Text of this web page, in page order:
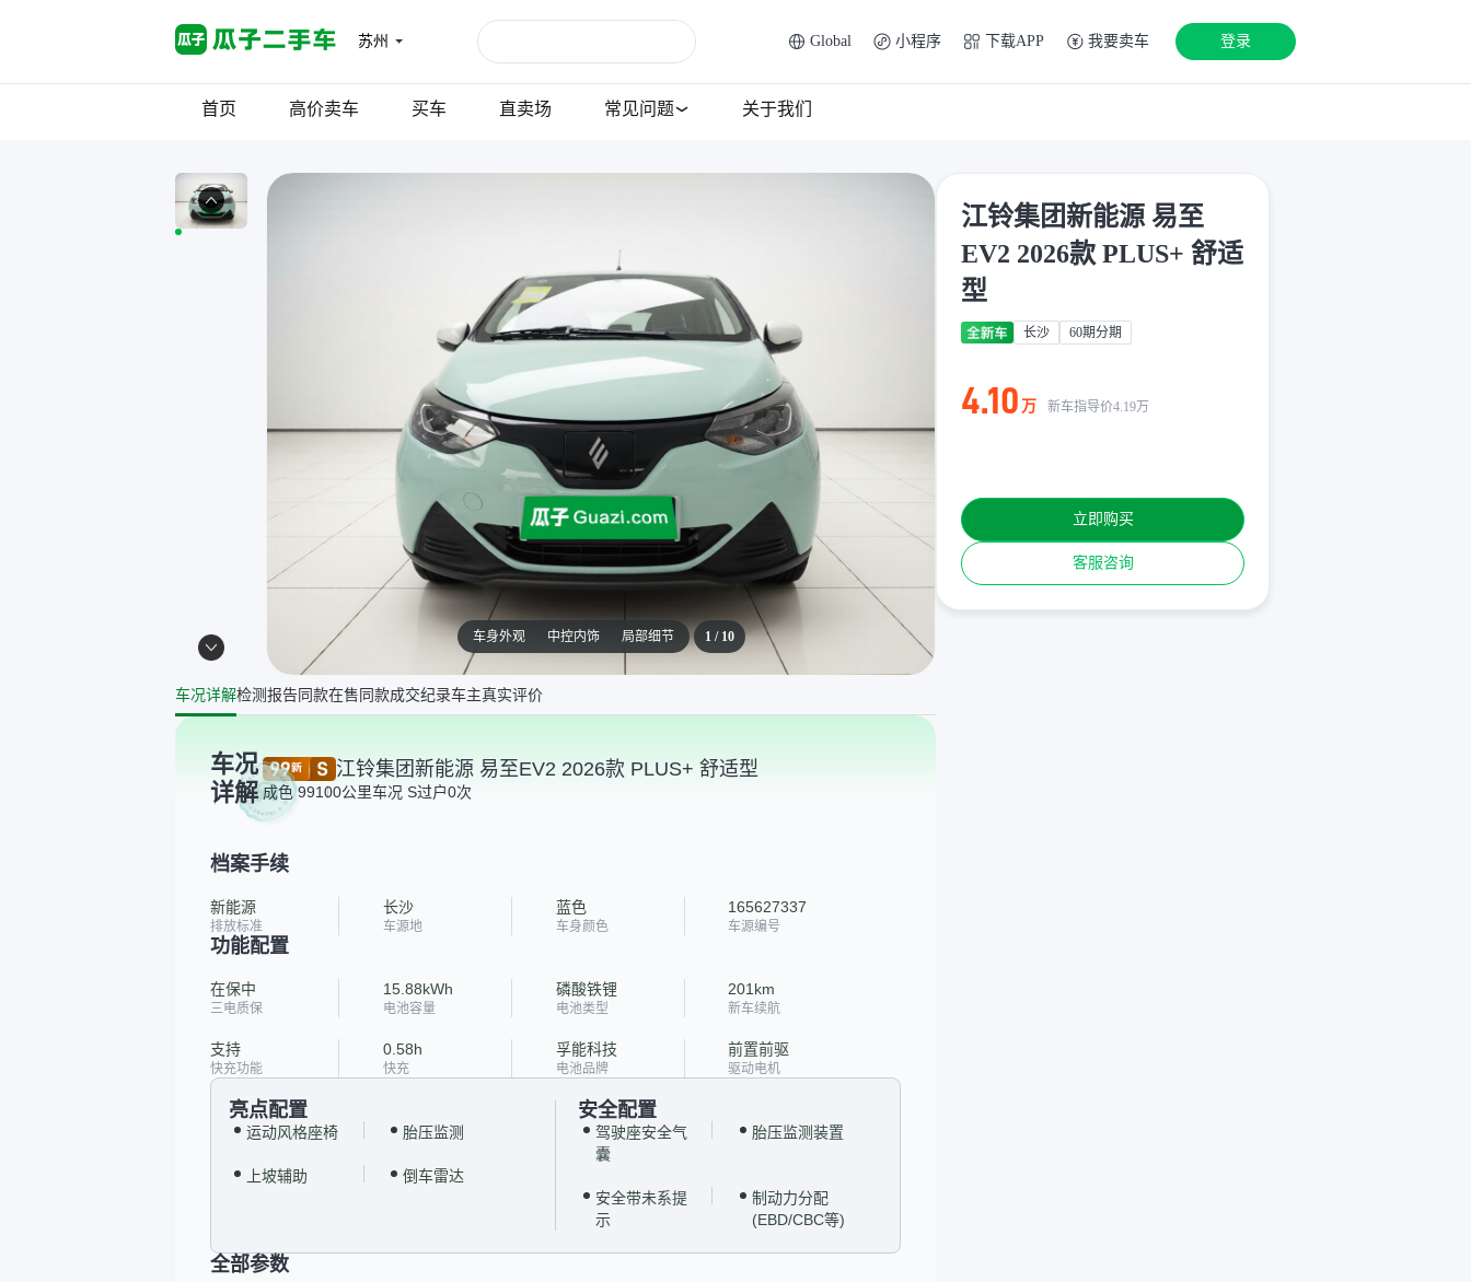
苏州 Global 小程序 下载APP 我要卖车 登录
首页 高价卖车 买车 直卖场 常见问题 关于我们
车身外观 中控内饰 局部细节 1/ 10
车况详解检测报告同款在售同款成交纪录车主真实评价
车况
详解
江铃集团新能源 易至EV2 2026款 PLUS+ 舒适型
成色 99100公里车况 S过户0次
档案手续
新能源
排放标准
长沙
车源地
蓝色
车身颜色
165627337
车源编号
功能配置
在保中
三电质保
15.88kWh
电池容量
磷酸铁锂
电池类型
201km
新车续航
支持
快充功能
0.58h
快充
孚能科技
电池品牌
前置前驱
驱动电机
亮点配置
运动风格座椅 胎压监测
上坡辅助 倒车雷达
安全配置
驾驶座安全气
囊
胎压监测装置
安全带未系提
示
制动力分配
(EBD/CBC等)
全部参数
江铃集团新能源 易至
EV2 2026款 PLUS+ 舒适
型
长沙 60期分期
4.10 万 新车指导价4.19万
客服咨询
立即购买